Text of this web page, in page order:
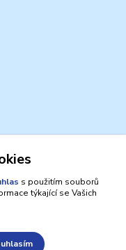
s použitím souborů
týkající se Vašich